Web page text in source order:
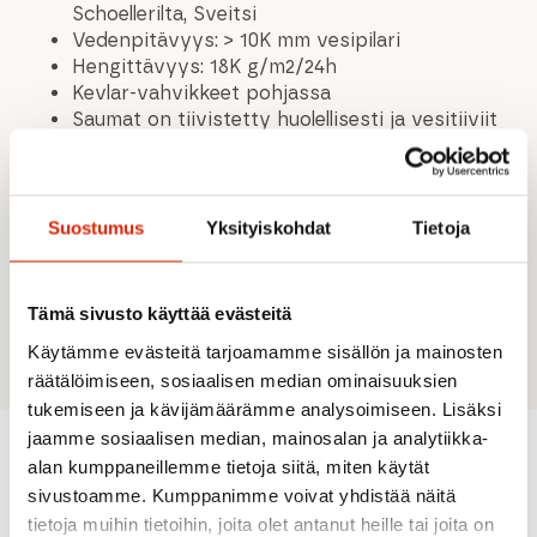
Suostumus Yksityiskohdat Tietoja
Tämä sivusto käyttää evästeitä
Käytämme evästeitä tarjoamamme sisällön ja mainosten
räätälöimiseen, sosiaalisen median ominaisuuksien
tukemiseen ja kävijämäärämme analysoimiseen. Lisäksi
jaamme sosiaalisen median, mainosalan ja analytiikka-
alan kumppaneillemme tietoja siitä, miten käytät
sivustoamme. Kumppanimme voivat yhdistää näitä
tietoja muihin tietoihin, joita olet antanut heille tai joita on
Schoellerilta, Sveitsi
Vedenpitävyys: > 10K mm vesipilari
Hengittävyys: 18K g/m2/24h
Kevlar-vahvikkeet pohjassa
Saumat on tiivistetty huolellisesti ja vesitiiviit
5 vetoketjullista taskua, mukaan lukien
reidessä
6% elastaani
Paino: 888 g
Suositeltua sinulle